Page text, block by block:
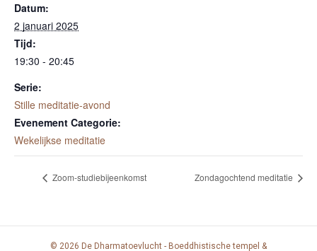
Datum:
2 januari 2025
Tijd:
19:30 - 20:45
Serie:
Stille meditatie-avond
Evenement Categorie:
Wekelijkse meditatie
Zoom-studiebijeenkomst Zondagochtend meditatie
© 2026 De Dharmatoevlucht - Boeddhistische tempel &